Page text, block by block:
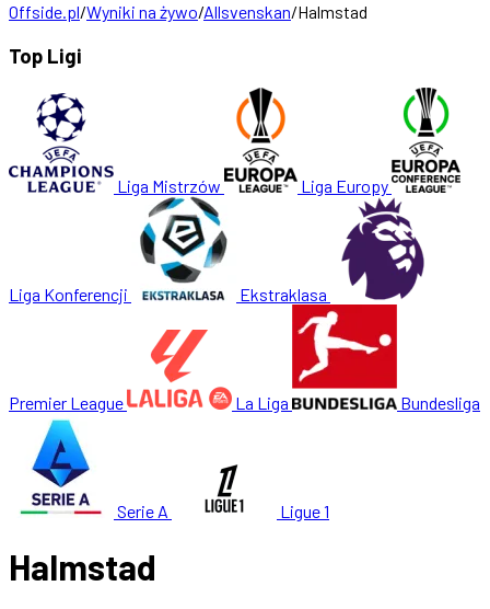
Offside.pl/Wyniki na żywo/Allsvenskan/Halmstad
Top Ligi
Liga Mistrzów Liga Europy
Liga Konferencji Ekstraklasa
Premier League La Liga Bundesliga
Serie A Ligue 1
Halmstad